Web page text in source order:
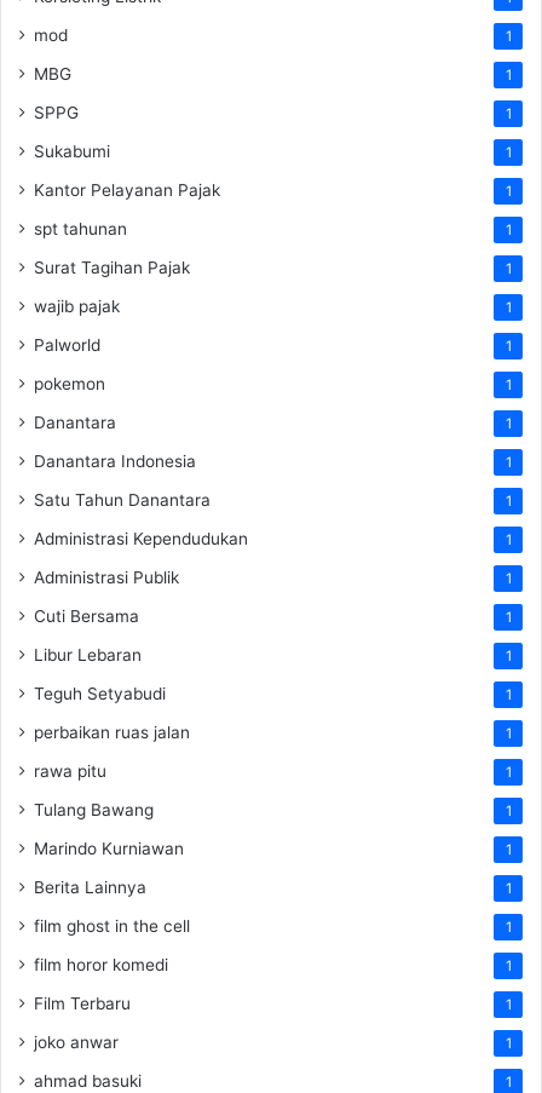
mod 1
MBG 1
SPPG 1
Sukabumi 1
Kantor Pelayanan Pajak 1
spt tahunan 1
Surat Tagihan Pajak 1
wajib pajak 1
Palworld 1
pokemon 1
Danantara 1
Danantara Indonesia 1
Satu Tahun Danantara 1
Administrasi Kependudukan 1
Administrasi Publik 1
Cuti Bersama 1
Libur Lebaran 1
Teguh Setyabudi 1
perbaikan ruas jalan 1
rawa pitu 1
Tulang Bawang 1
Marindo Kurniawan 1
Berita Lainnya 1
film ghost in the cell 1
film horor komedi 1
Film Terbaru 1
joko anwar 1
ahmad basuki 1